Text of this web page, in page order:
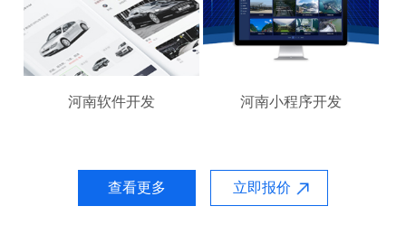
河南软件开发 河南小程序开发
查看更多 立即报价